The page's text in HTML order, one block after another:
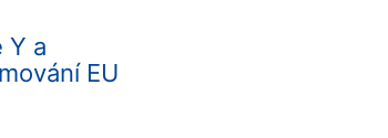
Y a
EU